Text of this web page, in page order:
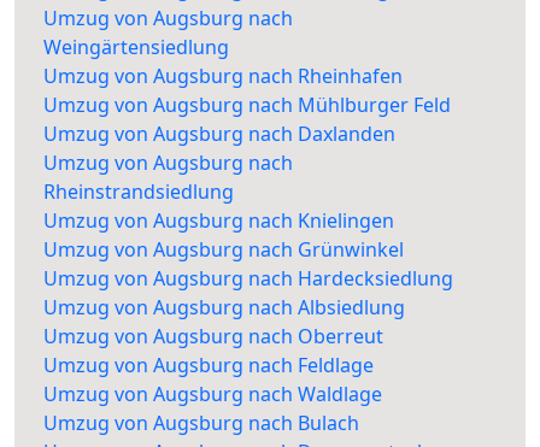
Umzug von Augsburg nach
Weingärtensiedlung
Umzug von Augsburg nach Rheinhafen
Umzug von Augsburg nach Mühlburger Feld
Umzug von Augsburg nach Daxlanden
Umzug von Augsburg nach
Rheinstrandsiedlung
Umzug von Augsburg nach Knielingen
Umzug von Augsburg nach Grünwinkel
Umzug von Augsburg nach Hardecksiedlung
Umzug von Augsburg nach Albsiedlung
Umzug von Augsburg nach Oberreut
Umzug von Augsburg nach Feldlage
Umzug von Augsburg nach Waldlage
Umzug von Augsburg nach Bulach